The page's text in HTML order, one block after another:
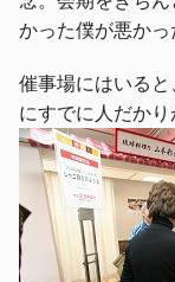
かった僕が悪かっ
催事場にはいる
にすでに人だかり